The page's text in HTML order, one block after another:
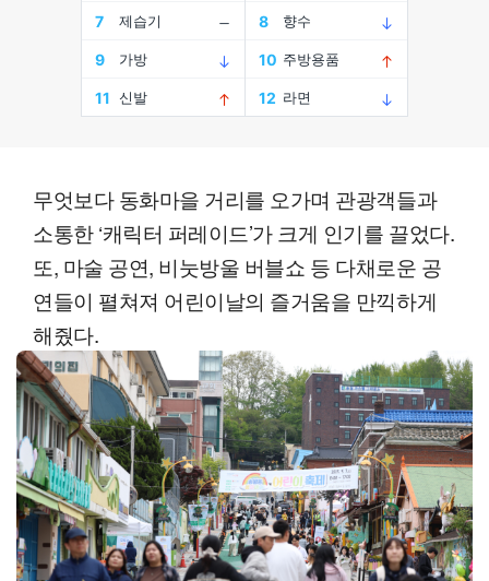
무엇보다 동화마을 거리를 오가며 관광객들과
소통한 ‘캐릭터 퍼레이드’가 크게 인기를 끌었다.
또, 마술 공연, 비눗방울 버블쇼 등 다채로운 공
연들이 펼쳐져 어린이날의 즐거움을 만끽하게
해줬다.